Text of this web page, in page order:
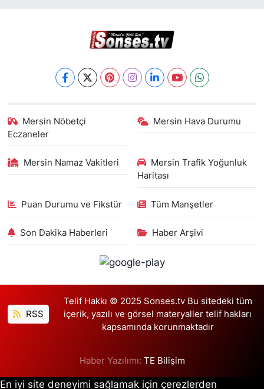
Mersin Nöbetçi
Eczaneler
Mersin Hava Durumu
Mersin Namaz Vakitleri
Mersin Trafik Yoğunluk
Haritası
Puan Durumu ve Fikstür Tüm Manşetler
Son Dakika Haberleri Haber Arşivi
RSS
Telif Hakkı © 2025 Sonses.tv Bu sitedeki tüm
içerik, yazılı ve görsel materyaller telif hakları
kapsamında korunmaktadır
Haber Yazılımı: TE Bilişim
En iyi site deneyimi sağlamak için çerezlerden